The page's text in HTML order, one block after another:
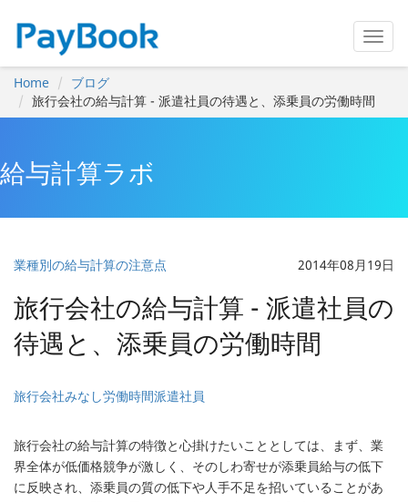
Home
ブログ
旅行会社の給与計算 - 派遣社員の待遇と、添乗員の労働時間
給与計算ラボ
業種別の給与計算の注意点 2014年08月19日
旅行会社の給与計算 - 派遣社員の
待遇と、添乗員の労働時間
旅行会社みなし労働時間派遣社員
旅行会社の給与計算の特徴と心掛けたいこととしては、まず、業
界全体が低価格競争が激しく、そのしわ寄せが添乗員給与の低下
に反映され、添乗員の質の低下や人手不足を招いていることがあ